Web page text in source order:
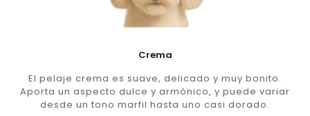
Crema
El pelaje crema es suave, delicado y muy bonito.
Aporta un aspecto dulce y armónico, y puede variar
desde un tono marfil hasta uno casi dorado.